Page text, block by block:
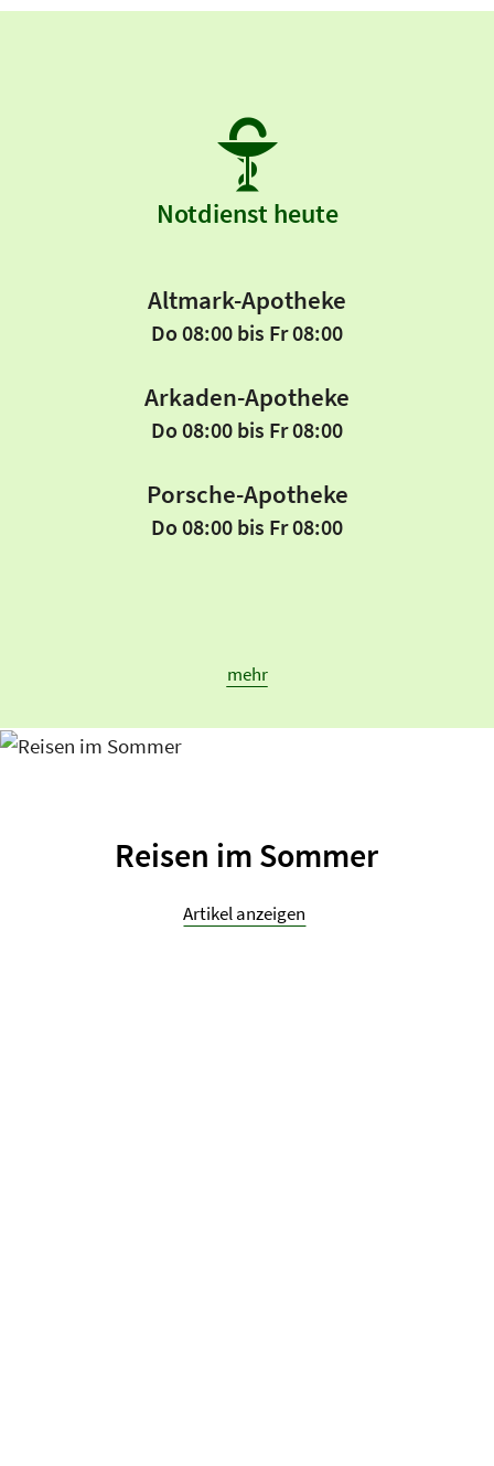
Notdienst heute
Altmark-Apotheke
Do 08:00 bis Fr 08:00
Arkaden-Apotheke
Do 08:00 bis Fr 08:00
Porsche-Apotheke
Do 08:00 bis Fr 08:00
mehr
Reisen im Sommer
Artikel anzeigen